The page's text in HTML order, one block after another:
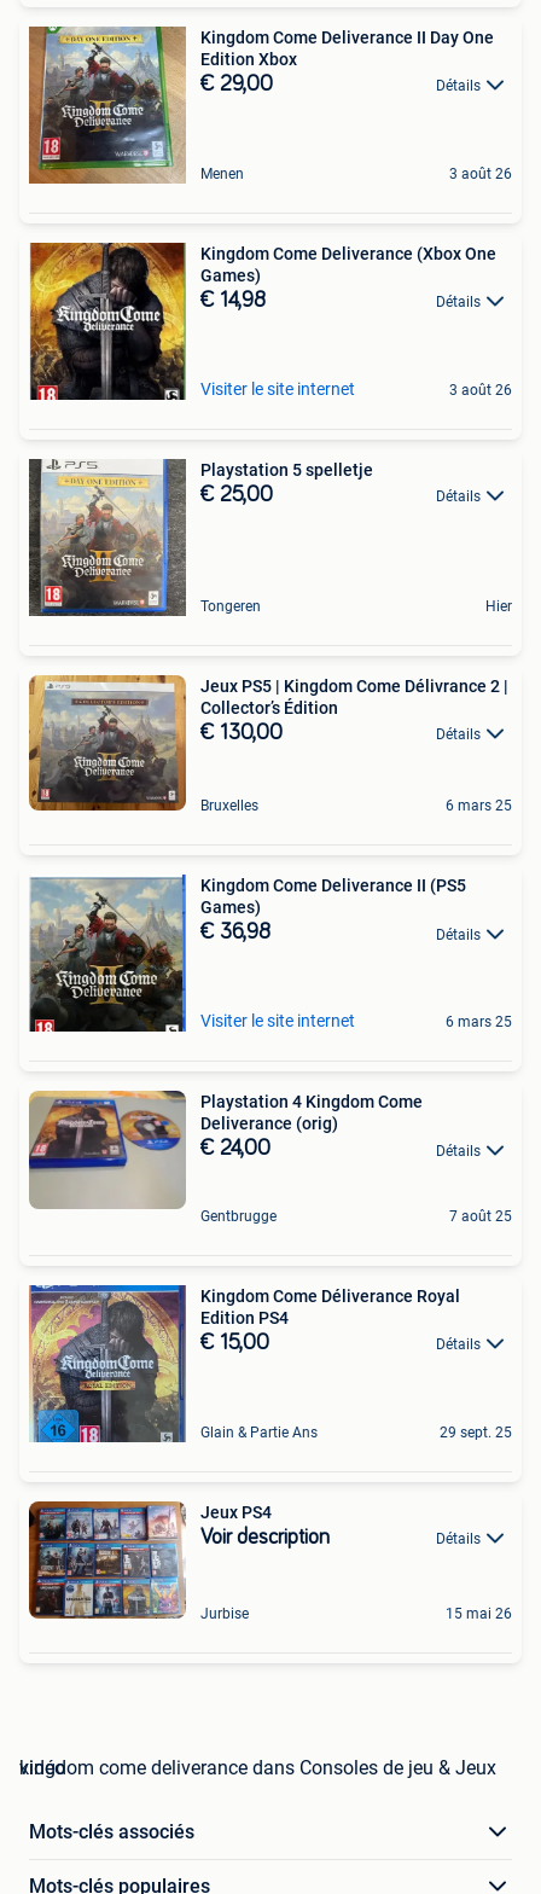
Kingdom Come Deliverance II Day One
Edition Xbox
€ 29,00 Détails
Menen 3 août 26
Kingdom Come Deliverance (Xbox One
Games)
€ 14,98 Détails
Visiter le site internet 3 août 26
Playstation 5 spelletje
€ 25,00 Détails
Tongeren Hier
Jeux PS5 | Kingdom Come Délivrance 2 |
Collector’s Édition
€ 130,00 Détails
Bruxelles 6 mars 25
Kingdom Come Deliverance II (PS5
Games)
€ 36,98 Détails
Visiter le site internet 6 mars 25
Playstation 4 Kingdom Come
Deliverance (orig)
€ 24,00 Détails
Gentbrugge 7 août 25
Kingdom Come Déliverance Royal
Edition PS4
€ 15,00 Détails
Glain & Partie Ans 29 sept. 25
Jeux PS4
Voir description Détails
Jurbise 15 mai 26
kingdom come deliverance dans Consoles de jeu & Jeux vidéo
Mots-clés associés
Mots-clés populaires